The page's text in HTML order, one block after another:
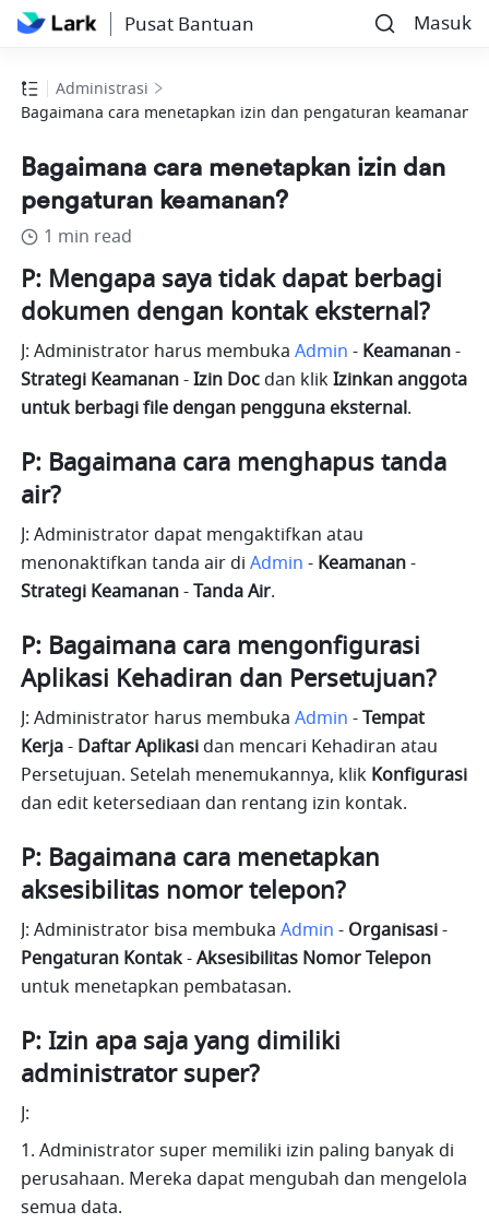
Pusat Bantuan Masuk
Administrasi
Bagaimana cara menetapkan izin dan pengaturan keamanan?
Bagaimana cara menetapkan izin dan
pengaturan keamanan?
1 min read
P: Mengapa saya tidak dapat berbagi
dokumen dengan kontak eksternal?
J: Administrator harus membuka Admin - Keamanan -
Strategi Keamanan - Izin Doc dan klik Izinkan anggota
untuk berbagi file dengan pengguna eksternal.
P: Bagaimana cara menghapus tanda
air?
J: Administrator dapat mengaktifkan atau
menonaktifkan tanda air di Admin - Keamanan -
Strategi Keamanan - Tanda Air.
P: Bagaimana cara mengonfigurasi
Aplikasi Kehadiran dan Persetujuan?
J: Administrator harus membuka Admin - Tempat
Kerja - Daftar Aplikasi dan mencari Kehadiran atau
Persetujuan. Setelah menemukannya, klik Konfigurasi
dan edit ketersediaan dan rentang izin kontak.
P: Bagaimana cara menetapkan
aksesibilitas nomor telepon?
J: Administrator bisa membuka Admin - Organisasi -
Pengaturan Kontak - Aksesibilitas Nomor Telepon
untuk menetapkan pembatasan.
P: Izin apa saja yang dimiliki
administrator super?
J:
1. Administrator super memiliki izin paling banyak di
perusahaan. Mereka dapat mengubah dan mengelola
semua data.